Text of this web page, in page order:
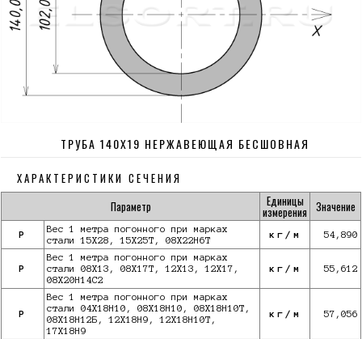
ТРУБА 140Х19 НЕРЖАВЕЮЩАЯ БЕСШОВНАЯ
ХАРАКТЕРИСТИКИ СЕЧЕНИЯ
Параметр
Единицы
измерения Значение
P
Вес 1 метра погонного при марках
стали 15Х28, 15Х25Т, 08Х22Н6Т
кг/м 54,890
P
Вес 1 метра погонного при марках
стали 08Х13, 08Х17Т, 12Х13, 12Х17,
08Х20Н14С2
кг/м 55,612
P
Вес 1 метра погонного при марках
стали 04Х18Н10, 08Х18Н10, 08Х18Н10Т,
08Х18Н12Б, 12Х18Н9, 12Х18Н10Т,
17Х18Н9
кг/м 57,056